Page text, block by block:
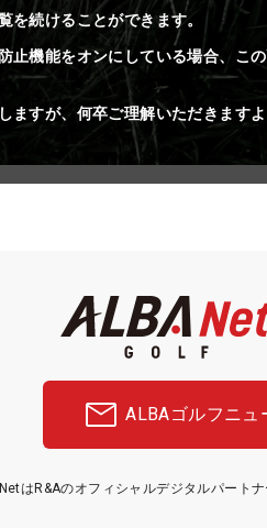
を続けることができます。
止機能をオンにしている場合、こ
ますが、何卒ご理解いただきます
ALBAゴルフニュ
はR&Aのオフィシャルデジタルパート